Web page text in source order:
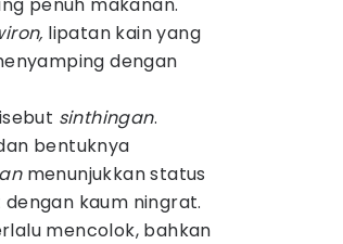
lipatan kain yang
dengan
sinthingan.
bentuknya
menunjukkan status
kaum ningrat.
mencolok, bahkan